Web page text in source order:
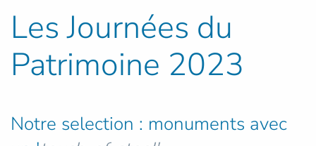
Les Journées du
Patrimoine 2023
Notre selection : monuments avec